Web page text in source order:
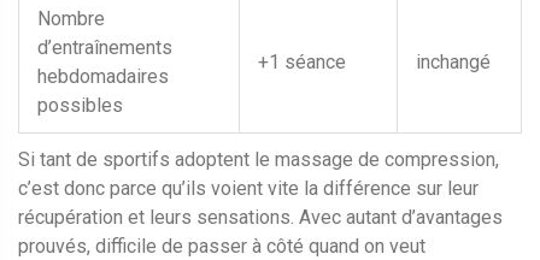
Nombre
d’entraînements
hebdomadaires
possibles
+1 séance inchangé
Si tant de sportifs adoptent le massage de compression,
c’est donc parce qu’ils voient vite la différence sur leur
récupération et leurs sensations. Avec autant d’avantages
prouvés, difficile de passer à côté quand on veut